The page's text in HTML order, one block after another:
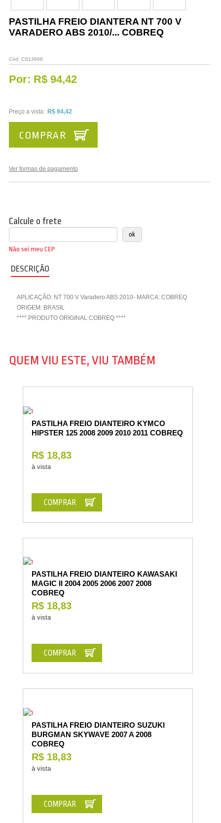
Promoções
PASTILHA FREIO DIANTERA NT 700 V
VARADERO ABS 2010/... COBREQ
Cód: CS13668
Por: R$ 94,42
Preço a vista: R$ 94,42
Ver formas de pagamento
COMPRAR
Calcule o frete
Não sei meu CEP
DESCRIÇÃO
APLICAÇÃO: NT 700 V Varadero ABS 2010- MARCA: COBREQ
ORIGEM: BRASIL
**** PRODUTO ORIGINAL COBREQ ****
QUEM VIU ESTE, VIU TAMBÉM
PASTILHA FREIO DIANTEIRO KYMCO
HIPSTER 125 2008 2009 2010 2011 COBREQ
R$ 18,83
à vista
COMPRAR
PASTILHA FREIO DIANTEIRO KAWASAKI
MAGIC II 2004 2005 2006 2007 2008
COBREQ
R$ 18,83
à vista
COMPRAR
PASTILHA FREIO DIANTEIRO SUZUKI
BURGMAN SKYWAVE 2007 A 2008
COBREQ
R$ 18,83
à vista
COMPRAR